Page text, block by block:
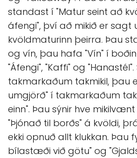
standast í "Matur seint að
áfengi", því að mikið er sagt
kvöldmaturinn þeirra. Þau
og vín, þau hafa "Vín" í
"Áfengi", "Kaffi" og
takmarkaðum takmikil, þau
umgjörð" í takmarkaðum
einn". Þau sýnir hve
"Þjónað til borðs" á kvöldi,
ekki opnuð allt klukkan. Þau
bílastæði við götu" og